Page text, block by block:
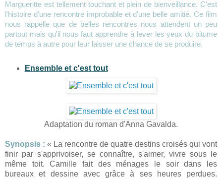
Margueritte est tellement touchant et plein de bienveillance. C'est
l'histoire d'une rencontre improbable et d'une belle amitié. Ce film
nous rappelle que de belles rencontres nous attendent un peu
partout mais qu'il nous faut apprendre à lever les yeux du bitume
de temps à autre pour leur laisser une chance de se produire.
Ensemble et c'est tout
Adaptation du roman d'Anna Gavalda.
Synopsis : « La rencontre de quatre destins croisés qui vont
finir par s'apprivoiser, se connaître, s'aimer, vivre sous le
même toit.Camille fait des ménages le soir dans les
bureaux et dessine avec grâce à ses heures perdues.